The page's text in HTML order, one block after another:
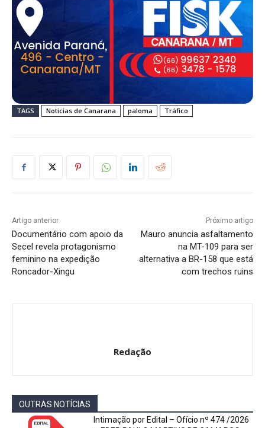
TAGS Noticias de Canarana paloma Tráfico
Artigo anterior
Documentário com apoio da
Secel revela protagonismo
feminino na expedição
Roncador-Xingu
Próximo artigo
Mauro anuncia asfaltamento
na MT-109 para ser
alternativa a BR-158 que está
com trechos ruins
Redação
OUTRAS NOTÍCIAS
Intimação por Edital – Ofício nº 474 /2026